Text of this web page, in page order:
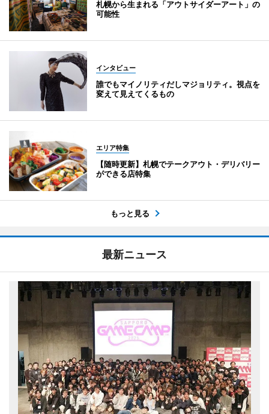
札幌から生まれる「アウトサイダーアート」の
可能性
インタビュー
誰でもマイノリティだしマジョリティ。視点を
変えて見えてくるもの
エリア特集
【随時更新】札幌でテークアウト・デリバリー
ができる店特集
もっと見る
最新ニュース